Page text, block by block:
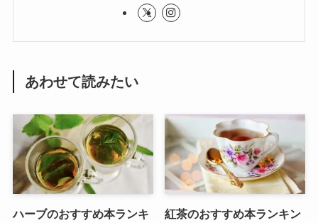
あわせて読みたい
ハーブのおすすめ本ランキ
紅茶のおすすめ本ランキン